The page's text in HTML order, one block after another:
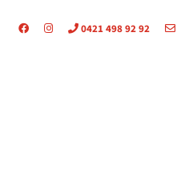
0421 498 92 92